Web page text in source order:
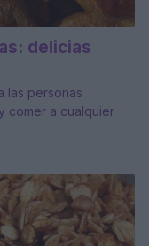
delicias
las personas
comer a cualquier